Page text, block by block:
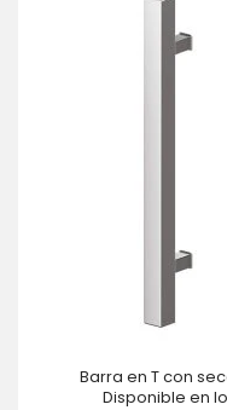
Barra en T con
Disponible en